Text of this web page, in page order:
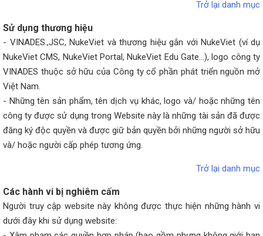
Trở lại danh mục
Sử dụng thương hiệu
- VINADES.,JSC, NukeViet và thương hiệu gắn với NukeViet (ví dụ
NukeViet CMS, NukeViet Portal, NukeViet Edu Gate...), logo công ty
VINADES thuộc sở hữu của Công ty cổ phần phát triển nguồn mở
Việt Nam.
- Những tên sản phẩm, tên dịch vụ khác, logo và/ hoặc những tên
công ty được sử dụng trong Website này là những tài sản đã được
đăng ký độc quyền và được giữ bản quyền bởi những người sở hữu
và/ hoặc người cấp phép tương ứng.
Trở lại danh mục
Các hành vi bị nghiêm cấm
Người truy cập website này không được thực hiện những hành vi
dưới đây khi sử dụng website: